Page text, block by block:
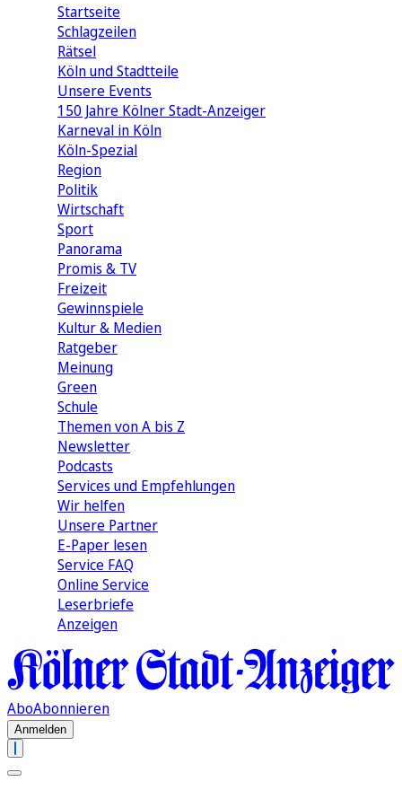
Startseite
Schlagzeilen
Rätsel
Köln und Stadtteile
Unsere Events
150 Jahre Kölner Stadt-Anzeiger
Karneval in Köln
Köln-Spezial
Region
Politik
Wirtschaft
Sport
Panorama
Promis & TV
Freizeit
Gewinnspiele
Kultur & Medien
Ratgeber
Meinung
Green
Schule
Themen von A bis Z
Newsletter
Podcasts
Services und Empfehlungen
Wir helfen
Unsere Partner
E-Paper lesen
Service FAQ
Online Service
Leserbriefe
Anzeigen
AboAbonnieren
Anmelden